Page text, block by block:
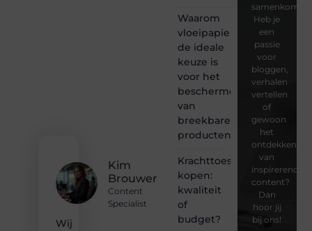
Kim
Brouwer
Content
Specialist
Wij
Waarom
vloeipapier
de ideale
keuze is
voor het
beschermen
van
breekbare
producten
Krachttoestel
kopen:
kwaliteit
of
budget?
samenkomen.
Heb je
een
passie
voor
bloggen,
verhalen
vertellen
of
gewoon
het
ontdekken
van
inspirerende
content?
Dan
hoor jij
bij ons!